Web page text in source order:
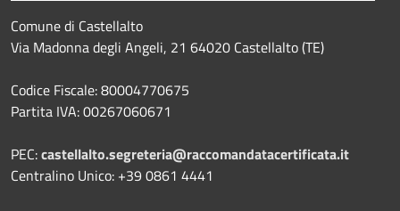
Comune di Castellalto
Via Madonna degli Angeli, 21 64020 Castellalto (TE)
Codice Fiscale: 80004770675
Partita IVA: 00267060671
PEC:castellalto.segreteria@raccomandatacertificata.it
Centralino Unico: +39 0861 4441